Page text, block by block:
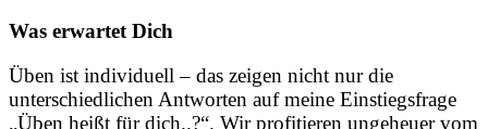
Was erwartet Dich
Üben ist individuell – das zeigen nicht nur die
unterschiedlichen Antworten auf meine Einstiegsfrage
„Üben heißt für dich..?“. Wir profitieren ungeheuer vom